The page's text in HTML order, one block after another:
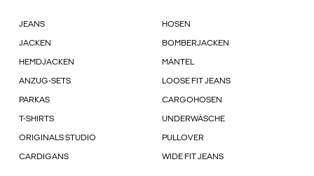
JEANS HOSEN
JACKEN BOMBERJACKEN
HEMDJACKEN MÄNTEL
ANZUG-SETS LOOSE FIT JEANS
PARKAS CARGOHOSEN
T-SHIRTS UNDERWÄSCHE
ORIGINALS STUDIO PULLOVER
CARDIGANS WIDE FIT JEANS